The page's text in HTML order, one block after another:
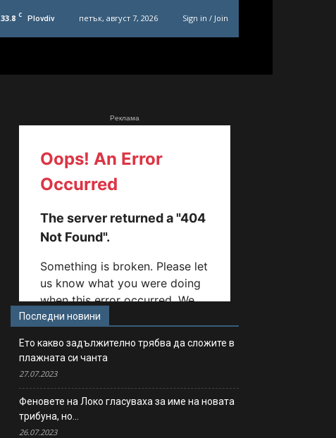
33.8 C Plovdiv петък, август 7, 2026 Sign in / Join
Реклама
Последни новини
Ето какво задължително трябва да сложите в
плажната си чанта
27.07.2023
Феновете на Локо гласуваха за име на новата
трибуна, но…
26.07.2023